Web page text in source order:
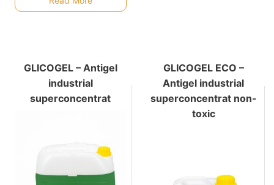
GLICOGEL – Antigel
industrial
superconcentrat
GLICOGEL ECO –
Antigel industrial
superconcentrat non-
toxic